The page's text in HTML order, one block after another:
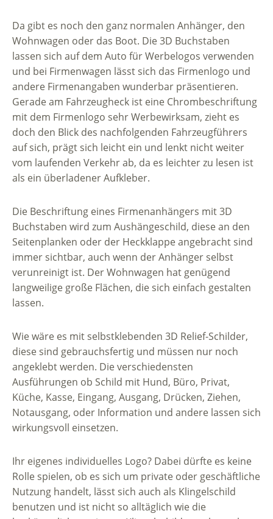
Da gibt es noch den ganz normalen Anhänger, den
Wohnwagen oder das Boot. Die 3D Buchstaben
lassen sich auf dem Auto für Werbelogos verwenden
und bei Firmenwagen lässt sich das Firmenlogo und
andere Firmenangaben wunderbar präsentieren.
Gerade am Fahrzeugheck ist eine Chrombeschriftung
mit dem Firmenlogo sehr Werbewirksam, zieht es
doch den Blick des nachfolgenden Fahrzeugführers
auf sich, prägt sich leicht ein und lenkt nicht weiter
vom laufenden Verkehr ab, da es leichter zu lesen ist
als ein überladener Aufkleber.
Die Beschriftung eines Firmenanhängers mit 3D
Buchstaben wird zum Aushängeschild, diese an den
Seitenplanken oder der Heckklappe angebracht sind
immer sichtbar, auch wenn der Anhänger selbst
verunreinigt ist. Der Wohnwagen hat genügend
langweilige große Flächen, die sich einfach gestalten
lassen.
Wie wäre es mit selbstklebenden 3D Relief-Schilder,
diese sind gebrauchsfertig und müssen nur noch
angeklebt werden. Die verschiedensten
Ausführungen ob Schild mit Hund, Büro, Privat,
Küche, Kasse, Eingang, Ausgang, Drücken, Ziehen,
Notausgang, oder Information und andere lassen sich
wirkungsvoll einsetzen.
Ihr eigenes individuelles Logo? Dabei dürfte es keine
Rolle spielen, ob es sich um private oder geschäftliche
Nutzung handelt, lässt sich auch als Klingelschild
benutzen und ist nicht so alltäglich wie die